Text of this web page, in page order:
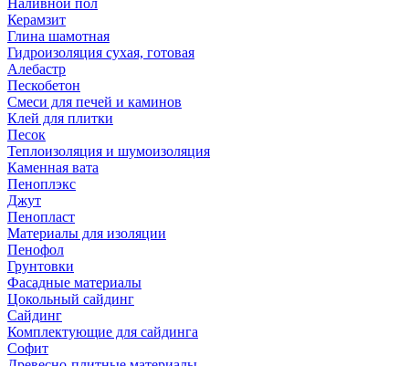
Наливной пол
Керамзит
Глина шамотная
Гидроизоляция сухая, готовая
Алебастр
Пескобетон
Смеси для печей и каминов
Клей для плитки
Песок
Теплоизоляция и шумоизоляция
Каменная вата
Пеноплэкс
Джут
Пенопласт
Материалы для изоляции
Пенофол
Грунтовки
Фасадные материалы
Цокольный сайдинг
Сайдинг
Комплектующие для сайдинга
Софит